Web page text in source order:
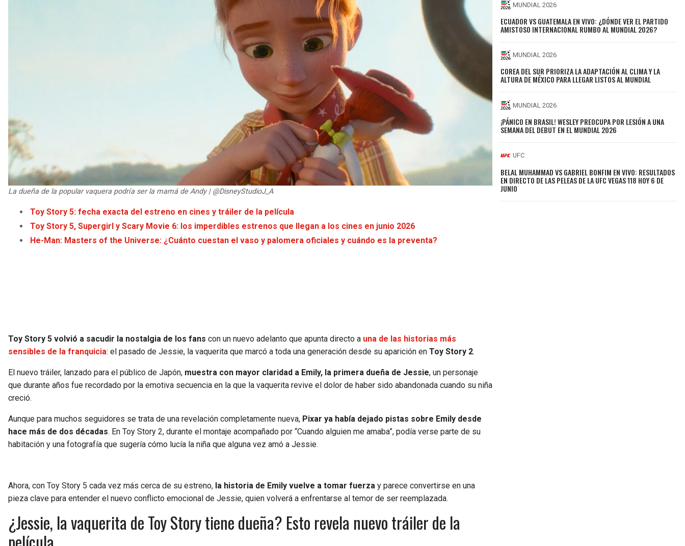
La dueña de la popular vaquera podría ser la mamá de Andy | @DisneyStudioJ_A
Toy Story 5: fecha exacta del estreno en cines y tráiler de la película
Toy Story 5, Supergirl y Scary Movie 6: los imperdibles estrenos que llegan a los cines en junio 2026
He-Man: Masters of the Universe: ¿Cuánto cuestan el vaso y palomera oficiales y cuándo es la preventa?
Toy Story 5 volvió a sacudir la nostalgia de los fans con un nuevo adelanto que apunta directo a una de las historias más
sensibles de la franquicia: el pasado de Jessie, la vaquerita que marcó a toda una generación desde su aparición en Toy Story 2.
El nuevo tráiler, lanzado para el público de Japón, muestra con mayor claridad a Emily, la primera dueña de Jessie, un personaje
que durante años fue recordado por la emotiva secuencia en la que la vaquerita revive el dolor de haber sido abandonada cuando su niña
creció.
Aunque para muchos seguidores se trata de una revelación completamente nueva, Pixar ya había dejado pistas sobre Emily desde
hace más de dos décadas. En Toy Story 2, durante el montaje acompañado por “Cuando alguien me amaba”, podía verse parte de su
habitación y una fotografía que sugería cómo lucía la niña que alguna vez amó a Jessie.
Ahora, con Toy Story 5 cada vez más cerca de su estreno, la historia de Emily vuelve a tomar fuerza y parece convertirse en una
pieza clave para entender el nuevo conflicto emocional de Jessie, quien volverá a enfrentarse al temor de ser reemplazada.
¿Jessie, la vaquerita de Toy Story tiene dueña? Esto revela nuevo tráiler de la
MUNDIAL 2026
ECUADOR VS GUATEMALA EN VIVO: ¿DÓNDE VER EL PARTIDO
AMISTOSO INTERNACIONAL RUMBO AL MUNDIAL 2026?
MUNDIAL 2026
COREA DEL SUR PRIORIZA LA ADAPTACIÓN AL CLIMA Y LA
ALTURA DE MÉXICO PARA LLEGAR LISTOS AL MUNDIAL
MUNDIAL 2026
¡PÁNICO EN BRASIL! WESLEY PREOCUPA POR LESIÓN A UNA
SEMANA DEL DEBUT EN EL MUNDIAL 2026
UFC
BELAL MUHAMMAD VS GABRIEL BONFIM EN VIVO: RESULTADOS
EN DIRECTO DE LAS PELEAS DE LA UFC VEGAS 118 HOY 6 DE
JUNIO